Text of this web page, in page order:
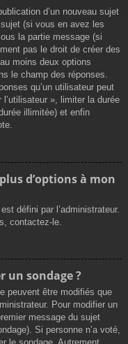
d’un nouveau sujet
(si vous en avez les
la partie message (si
pas le droit de créer des
moins deux options
le champ des réponses.
qu’un utilisateur peut
», limiter la durée
illimitée) et enfin
d’options à mon
défini par l’administrateur.
contactez-le.
un sondage ?
peuvent être modifiés que
Pour modifier un
message du sujet
Si personne n’a voté,